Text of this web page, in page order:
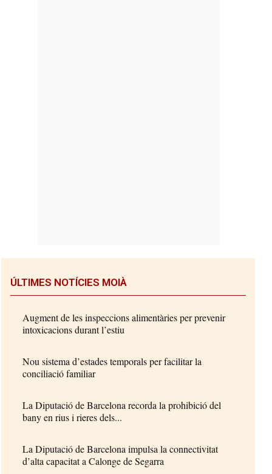
ÚLTIMES NOTÍCIES MOIÀ
Augment de les inspeccions alimentàries per prevenir
intoxicacions durant l’estiu
Nou sistema d’estades temporals per facilitar la
conciliació familiar
La Diputació de Barcelona recorda la prohibició del
bany en rius i rieres dels...
La Diputació de Barcelona impulsa la connectivitat
d’alta capacitat a Calonge de Segarra